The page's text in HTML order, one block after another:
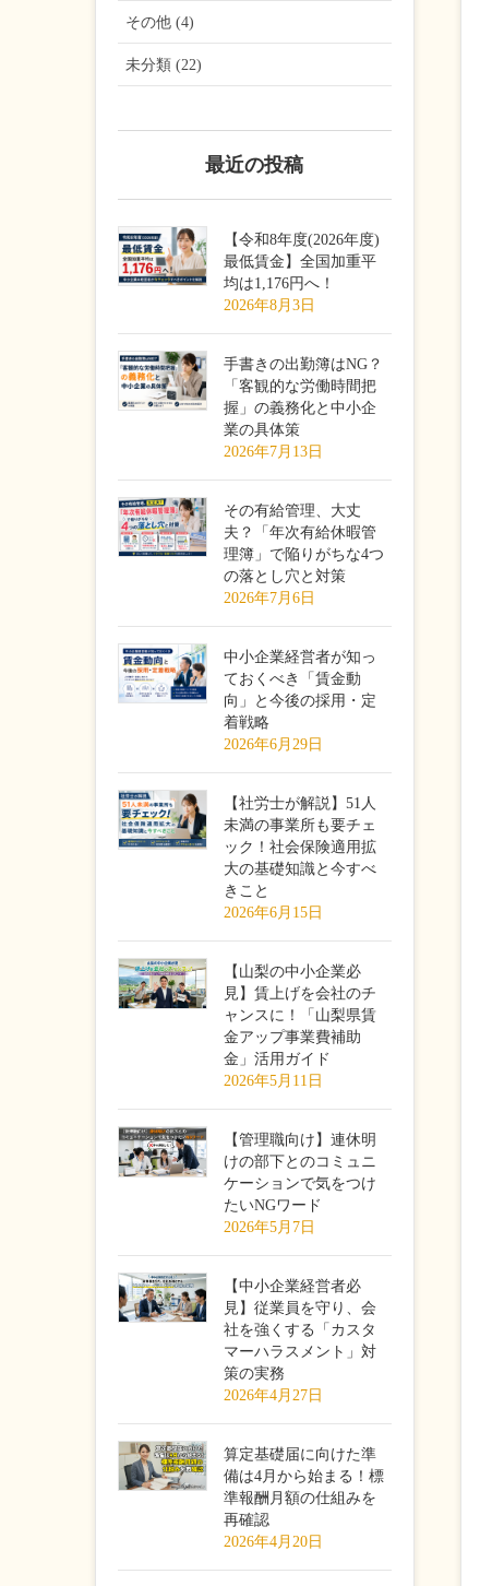
その他 (4)
未分類 (22)
最近の投稿
【令和8年度(2026年度)
最低賃金】全国加重平
均は1,176円へ！
2026年8月3日
手書きの出勤簿はNG？
「客観的な労働時間把
握」の義務化と中小企
業の具体策
2026年7月13日
その有給管理、大丈
夫？「年次有給休暇管
理簿」で陥りがちな4つ
の落とし穴と対策
2026年7月6日
中小企業経営者が知っ
ておくべき「賃金動
向」と今後の採用・定
着戦略
2026年6月29日
【社労士が解説】51人
未満の事業所も要チェ
ック！社会保険適用拡
大の基礎知識と今すべ
きこと
2026年6月15日
【山梨の中小企業必
見】賃上げを会社のチ
ャンスに！「山梨県賃
金アップ事業費補助
金」活用ガイド
2026年5月11日
【管理職向け】連休明
けの部下とのコミュニ
ケーションで気をつけ
たいNGワード
2026年5月7日
【中小企業経営者必
見】従業員を守り、会
社を強くする「カスタ
マーハラスメント」対
策の実務
2026年4月27日
算定基礎届に向けた準
備は4月から始まる！標
準報酬月額の仕組みを
再確認
2026年4月20日